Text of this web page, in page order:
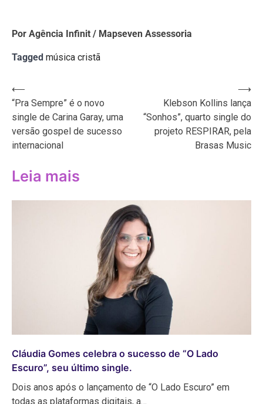
Por Agência Infinit / Mapseven Assessoria
Tagged música cristã
Navegação
de
Post
⟵
“Pra Sempre” é o novo
single de Carina Garay, uma
versão gospel de sucesso
internacional
Klebson Kollins lança
“Sonhos”, quarto single do
projeto RESPIRAR, pela
Brasas Music
⟶
Leia mais
Cláudia Gomes celebra o sucesso de “O Lado
Escuro”, seu último single.
Dois anos após o lançamento de “O Lado Escuro” em
todas as plataformas digitais, a…